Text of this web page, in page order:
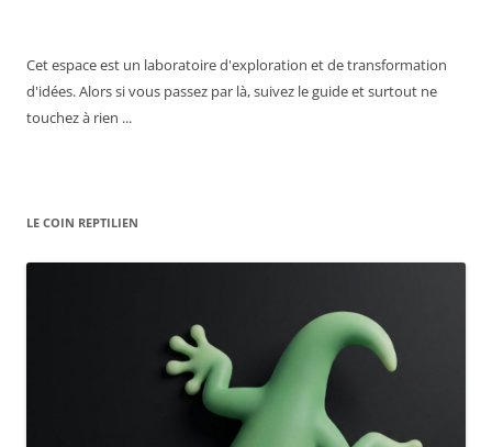
Cet espace est un laboratoire d'exploration et de transformation
d'idées. Alors si vous passez par là, suivez le guide et surtout ne
touchez à rien ...
LE COIN REPTILIEN